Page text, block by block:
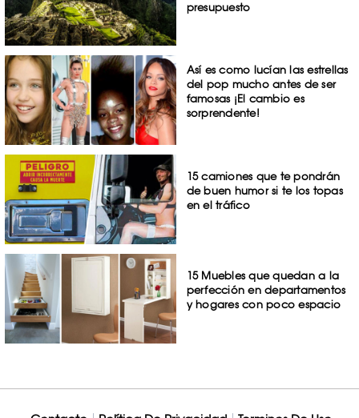
presupuesto
Así es como lucían las estrellas
del pop mucho antes de ser
famosas ¡El cambio es
sorprendente!
15 camiones que te pondrán
de buen humor si te los topas
en el tráfico
15 Muebles que quedan a la
perfección en departamentos
y hogares con poco espacio